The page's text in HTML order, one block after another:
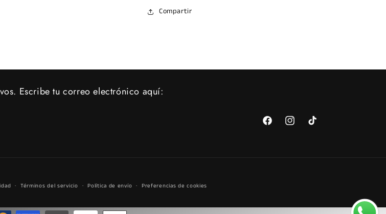
Compartir
Escribe tu correo electrónico aquí:
FacebookInstagramTikTok
Términos del servicio Política de envío Preferencias de cookies